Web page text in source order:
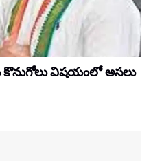
విషయంలో అసలు